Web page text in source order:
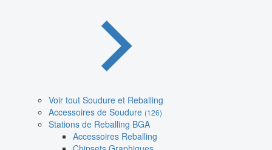
Voir tout Soudure et Reballing
Accessoires de Soudure (126)
Stations de Reballing BGA
Accessoires Reballing